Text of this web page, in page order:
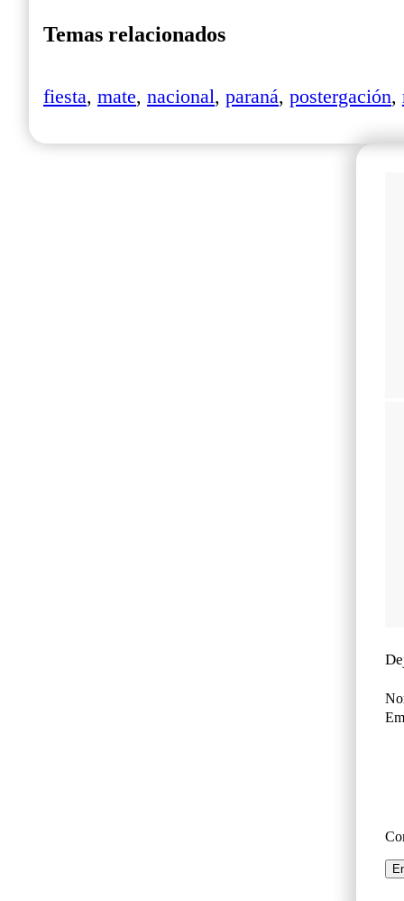
Temas relacionados
fiesta, mate, nacional, paraná, postergación,